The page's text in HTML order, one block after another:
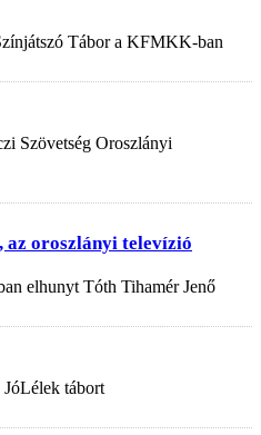
Tábor a KFMKK-ban
Szövetség Oroszlányi
az oroszlányi televízió
elhunyt Tóth Tihamér Jenő
JóLélek tábort